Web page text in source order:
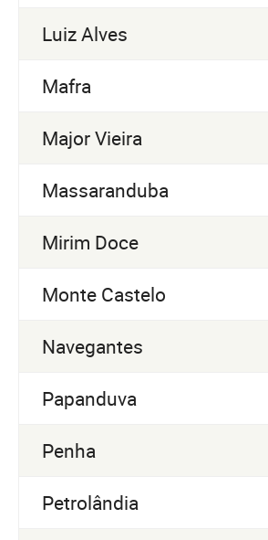
Luiz Alves
Mafra
Major Vieira
Massaranduba
Mirim Doce
Monte Castelo
Navegantes
Papanduva
Penha
Petrolândia